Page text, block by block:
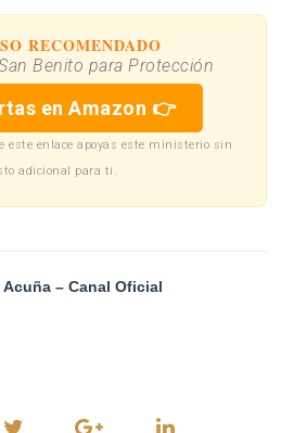
RECOMENDADO
Benito para Protección
en Amazon 👉
este enlace apoyas este ministerio sin
adicional para ti.
– Canal Oficial